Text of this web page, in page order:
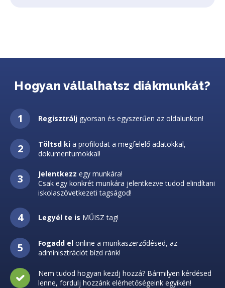
Hogyan vállalhatsz diákmunkát?
Regisztrálj gyorsan és egyszerűen az oldalunkon!
Töltsd ki a profilodat a megfelelő adatokkal,
dokumentumokkal!
Jelentkezz egy munkára!
Csak egy konkrét munkára jelentkezve tudod elindítani
iskolaszövetkezeti tagságod!
Legyél te is MŰISZ tag!
Fogadd el online a munkaszerződésed, az
adminisztrációt bízd ránk!
Nem tudod hogyan kezdj hozzá? Bármilyen kérdésed
lenne, fordulj hozzánk elérhetőségeink egyikén!